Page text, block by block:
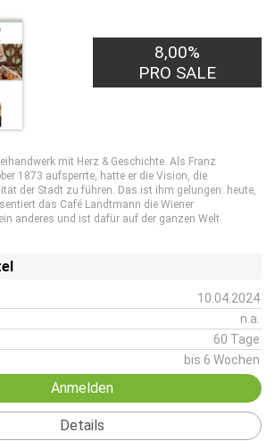
8,00%
PRO SALE
mit Herz & Geschichte. Als Franz
1873 aufsperrte, hatte er die Vision, die
der Stadt zu führen. Das ist ihm gelungen: heute,
das Café Landtmann die Wiener
anderes und ist dafür auf der ganzen Welt
10.04.2024
n.a.
60 Tage
bis 6 Wochen
Anmelden
Details